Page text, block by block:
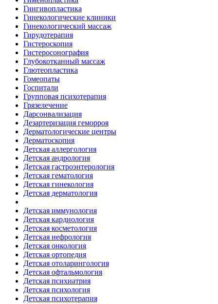
Гингивопластика
Гинекологические клиники
Гинекологический массаж
Гирудотерапия
Гистероскопия
Гистеросонография
Глубокотканный массаж
Глютеопластика
Гомеопаты
Госпитали
Групповая психотерапия
Грязелечение
Дарсонвализация
Дезартеризация геморроя
Дерматологические центры
Дерматоскопия
Детская аллергология
Детская андрология
Детская гастроэнтерология
Детская гематология
Детская гинекология
Детская дерматология
Детская иммунология
Детская кардиология
Детская косметология
Детская нефрология
Детская онкология
Детская ортопедия
Детская отоларингология
Детская офтальмология
Детская психиатрия
Детская психология
Детская психотерапия